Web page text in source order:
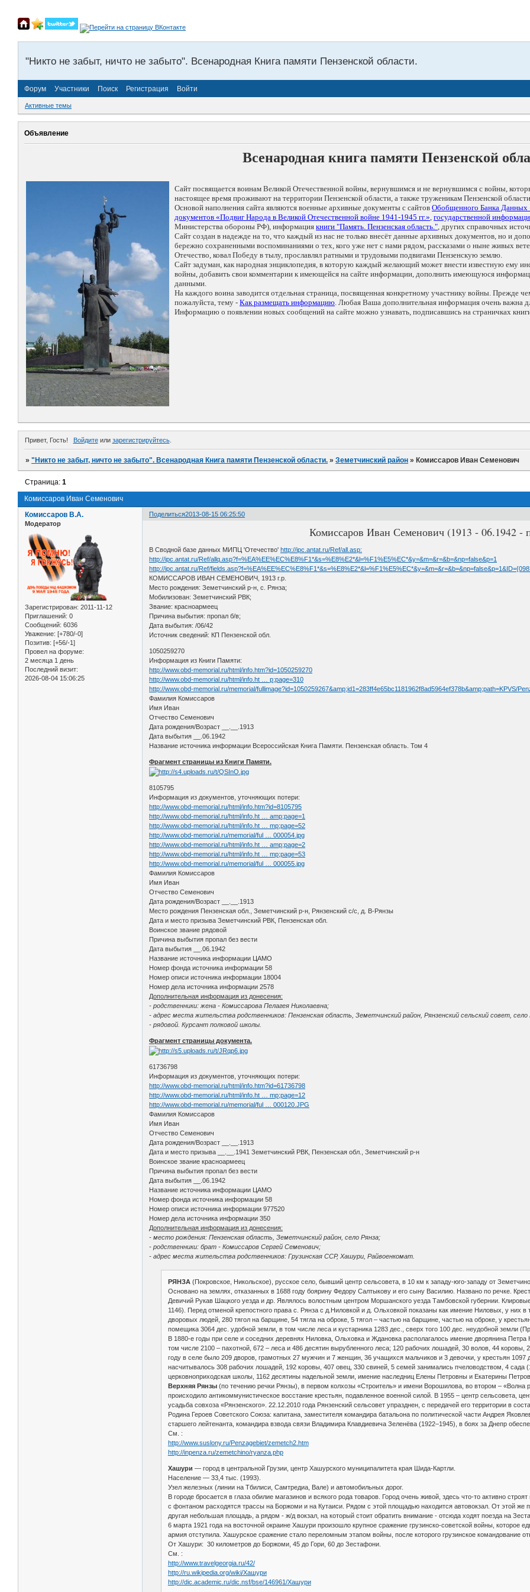
"Никто не забыт, ничто не забыто". Всенародная Книга памяти Пензенской области.
Форум Участники Поиск Регистрация Войти
Активные темы
Объявление
Всенародная книга памяти Пензенской
Сайт посвящается воинам Великой Отечественной войны, вернувшимся и не вернувшимся с войны,
настоящее время проживают на территории Пензенской области, а также труженикам Пензенской
Основой наполнения сайта являются военные архивные документы с сайтов Обобщенного Банка
документов «Подвиг Народа в Великой Отечественной войне 1941-1945 гг.», государственной
Министерства обороны РФ), информация книги "Память. Пензенская область.", других справочных
Сайт создан в надежде на то, что каждый из нас не только внесёт данные архивных документов, но и
бережно сохраненными воспоминаниями о тех, кого уже нет с нами рядом, рассказами о ныне живых
Отечество, ковал Победу в тылу, прославлял ратными и трудовыми подвигами Пензенскую землю.
Сайт задуман, как народная энциклопедия, в которую каждый желающий может внести известную ему
войны, добавить свои комментарии к имеющейся на сайте информации, дополнить имеющуюся
данными.
На каждого воина заводится отдельная страница, посвященная конкретному участнику войны. Прежде
пожалуйста, тему - Как размещать информацию. Любая Ваша дополнительная информация очень важна
Информацию о появлении новых сообщений на сайте можно узнавать, подписавшись на страничках
Привет, Гость! Войдитеили зарегистрируйтесь.
»"Никто не забыт, ничто не забыто". Всенародная Книга памяти Пензенской области. »Земетчинский район » Комиссаров Иван Семенович
Комиссаров Иван Семенович
Страница:1
Поделиться2013-08-15 06:25:50
Комиссаров В.А.
Модератор
Зарегистрирован: 2011-11-12
Приглашений: 0
Сообщений: 6036
Уважение: [+780/-0]
Позитив: [+56/-1]
Провел на форуме:
2 месяца 1 день
Последний визит:
2026-08-04 15:06:25
Комиссаров Иван Семенович (1913 - 06.1942 -
В Сводной базе данных МИПЦ 'Отечество'http://ipc.antat.ru/Ref/all.asp:
http://ipc.antat.ru/Ref/allq.asp?f=%EA%EE%EC%E8%F1*&s=%E8%E2*&l=%F1%E5%EC*&y=&m=&r=&b=&np=false&p=1
http://ipc.antat.ru/Ref/
КОМИССАРОВ ИВАН СЕМЕНОВИЧ, 1913 г.р.
Место рождения: Земетчинский р-н, с. Рянза;
Мобилизован: Земетчинский РВК;
Звание: красноармеец
Причина выбытия: пропал б/в;
Дата выбытия: /06/42
Источник сведений: КП Пензенской обл.
1050259270
Информация из Книги Памяти:
http://www.obd-memorial.ru/html/info.htm?id=1050259270
http://www.obd-memorial.ru/html/info.ht … p;page=310
http://www.obd-memorial.ru/memorial/fullimage?id=1050259267&amp;id1=283ff4e65bc1181962f8ad5964ef378b&amp;path=KPVS/
Фамилия Комиссаров
Имя Иван
Отчество Семенович
Дата рождения/Возраст __.__.1913
Дата выбытия __.06.1942
Название источника информации Всероссийская Книга Памяти. Пензенская область. Том 4
Фрагмент страницы из Книги Памяти.
8105795
Информация из документов, уточняющих потери:
http://www.obd-memorial.ru/html/info.htm?id=8105795
http://www.obd-memorial.ru/html/info.ht … amp;page=1
http://www.obd-memorial.ru/html/info.ht … mp;page=52
http://www.obd-memorial.ru/memorial/ful … 000054.jpg
http://www.obd-memorial.ru/html/info.ht … amp;page=2
http://www.obd-memorial.ru/html/info.ht … mp;page=53
http://www.obd-memorial.ru/memorial/ful … 000055.jpg
Фамилия Комиссаров
Имя Иван
Отчество Семенович
Дата рождения/Возраст __.__.1913
Место рождения Пензенская обл., Земетчинский р-н, Рянзенский с/с, д. В-Рянзы
Дата и место призыва Земетчинский РВК, Пензенская обл.
Воинское звание рядовой
Причина выбытия пропал без вести
Дата выбытия __.06.1942
Название источника информации ЦАМО
Номер фонда источника информации 58
Номер описи источника информации 18004
Номер дела источника информации 2578
Дополнительная информация из донесения:
- родственники: жена - Комиссарова Пелагея Николаевна;
- адрес места жительства родственников: Пензенская область, Земетчинский район, Рянзенский сельский совет, село
- рядовой. Курсант полковой школы.
Фрагмент страницы документа.
61736798
Информация из документов, уточняющих потери:
http://www.obd-memorial.ru/html/info.htm?id=61736798
http://www.obd-memorial.ru/html/info.ht … mp;page=12
http://www.obd-memorial.ru/memorial/ful … 000120.JPG
Фамилия Комиссаров
Имя Иван
Отчество Семенович
Дата рождения/Возраст __.__.1913
Дата и место призыва __.__.1941 Земетчинский РВК, Пензенская обл., Земетчинский р-н
Воинское звание красноармеец
Причина выбытия пропал без вести
Дата выбытия __.06.1942
Название источника информации ЦАМО
Номер фонда источника информации 58
Номер описи источника информации 977520
Номер дела источника информации 350
Дополнительная информация из донесения:
- место рождения: Пензенская область, Земетчинский район, село Рянза;
- родственники: брат - Комиссаров Сергей Семенович;
- адрес места жительства родственников: Грузинская ССР, Хашури, Райвоенкомат.
РЯНЗА (Покровское, Никольское), русское село, бывший центр сельсовета, в 10 км к западу-юго-западу от
Основано на землях, отказанных в 1688 году боярину Федору Салтыкову и его сыну Василию. Названо по речке.
Девичий Рукав Шацкого уезда и др. Являлось волостным центром Моршанского уезда Тамбовской губернии.
1146). Перед отменой крепостного права с. Рянза с д.Ниловкой и д. Ольховкой показаны как имение Ниловых, у них
дворовых людей, 280 тягол на барщине, 54 тягла на оброке, 5 тягол – частью на барщине, частью на оброке, у
помещика 3064 дес. удобной земли, в том числе леса и кустарника 1283 дес., сверх того 100 дес. неудобной земли
В 1880-е годы при селе и соседних деревнях Ниловка, Ольховка и Ждановка располагалось имение дворянина
том числе 2100 – пахотной, 672 – леса и 486 десятин вырубленного леса; 120 рабочих лошадей, 30 волов, 44
году в селе было 209 дворов, грамотных 27 мужчин и 7 женщин, 36 учащихся мальчиков и 3 девочки, у крестьян
насчитывалось 308 рабочих лошадей, 192 коровы, 407 овец, 330 свиней, 5 семей занимались пчеловодством, 4 сада
церковноприходская школы, 1162 десятины надельной земли, имение наследниц Елены Петровны и Екатерины
Верхняя Рянзы(по течению речки Рянзы), в первом колхозы «Строитель» и имени Ворошилова, во втором – «Волна
происходило антикоммунистическое восстание крестьян, подавленное военной силой. В 1955 – центр сельсовета,
усадьба совхоза «Рянзенского». 22.12.2010 года Рянзенский сельсовет упразднен, с передачей его территории в
Родина Героев Советского Союза: капитана, заместителя командира батальона по политической части Андрея
старшего лейтенанта, командира взвода связи Владимира Клавдиевича Зеленёва (1922–1945), в боях за Днепр
См. :
http://www.suslony.ru/Penzagebiet/zemetch2.htm
http://inpenza.ru/zemetchino/ryanza.php
Хашури — город в центральной Грузии, центр Хашурского муниципалитета края Шида-Картли.
Население — 33,4 тыс. (1993).
Узел железных (линии на Тбилиси, Самтредиа, Вале) и автомобильных дорог.
В городе бросается в глаза обилие магазинов и всякого рода товаров. Город очень живой, здесь что-то активно
с фонтаном расходятся трассы на Боржоми и на Кутаиси. Рядом с этой площадью находится автовокзал. От этой же
другая небольшая площадь, а рядом - ж/д вокзал, на который стоит обратить внимание - отсюда ходят поезда на
6 марта 1921 года на восточной окраине Хашури произошло крупное сражение грузинско-советской войны, которое
армия отступила. Хашурское сражение стало переломным этапом войны, после которого грузинское командование
От Хашури: 30 километров до Боржоми, 45 до Гори, 60 до Зестафони.
См. :
http://www.travelgeorgia.ru/42/
http://ru.wikipedia.org/wiki/Хашури
http://dic.academic.ru/dic.nsf/bse/146961/Хашури